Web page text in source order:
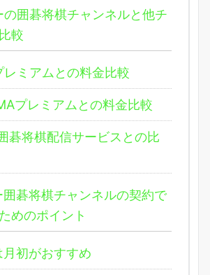
の囲碁将棋チャンネルと他チ
較
レミアムとの料金比較
プレミアムとの料金比較
碁将棋配信サービスとの比
囲碁将棋チャンネルの契約で
めのポイント
初がおすすめ